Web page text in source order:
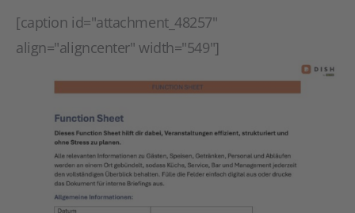
[caption id="attachment_48257"
align="aligncenter" width="549"]